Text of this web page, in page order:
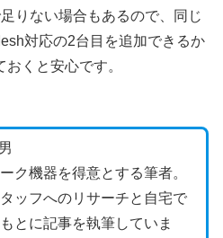
りない場合もあるので、同じ
対応の2台目を追加できるか
くと安心です。
ク機器を得意とする筆者。
ッフへのリサーチと自宅で
とに記事を執筆していま